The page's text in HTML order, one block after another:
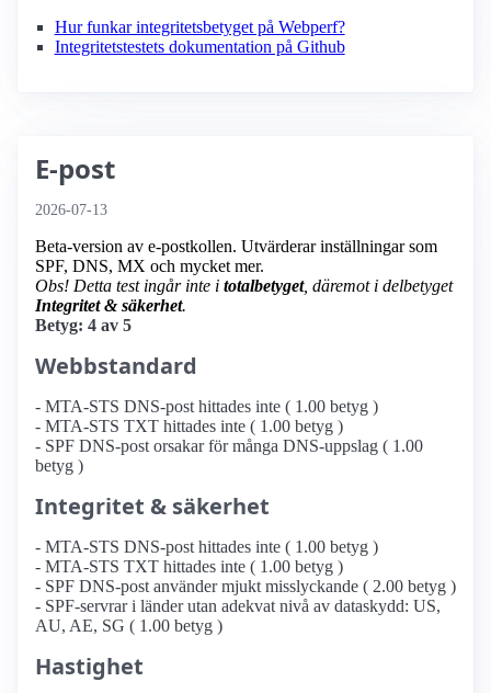
Hur funkar integritetsbetyget på Webperf?
Integritetstestets dokumentation på Github
E-post
2026-07-13
Beta-version av e-postkollen. Utvärderar inställningar som
SPF, DNS, MX och mycket mer.
Obs! Detta test ingår inte i totalbetyget, däremot i delbetyget
Integritet & säkerhet.
Betyg: 4 av 5
Webbstandard
- MTA-STS DNS-post hittades inte ( 1.00 betyg )
- MTA-STS TXT hittades inte ( 1.00 betyg )
- SPF DNS-post orsakar för många DNS-uppslag ( 1.00
betyg )
Integritet & säkerhet
- MTA-STS DNS-post hittades inte ( 1.00 betyg )
- MTA-STS TXT hittades inte ( 1.00 betyg )
- SPF DNS-post använder mjukt misslyckande ( 2.00 betyg )
- SPF-servrar i länder utan adekvat nivå av dataskydd: US,
AU, AE, SG ( 1.00 betyg )
Hastighet